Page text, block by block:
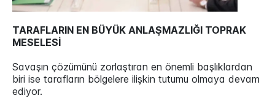
TARAFLARIN EN BÜYÜK ANLAŞMAZLIĞI TOPRAK
MESELESİ
Savaşın çözümünü zorlaştıran en önemli başlıklardan
biri ise tarafların bölgelere ilişkin tutumu olmaya devam
ediyor.